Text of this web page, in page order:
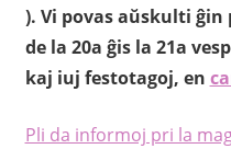
). Vi povas aŭskulti ĝin
de la 20a ĝis la 21a
kaj iuj festotagoj, en
Pli da informoj pri la